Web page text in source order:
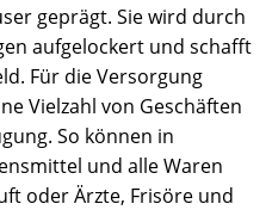
geprägt. Sie wird durch
aufgelockert und schafft
Für die Versorgung
Vielzahl von Geschäften
So können in
und alle Waren
oder Ärzte, Frisöre und